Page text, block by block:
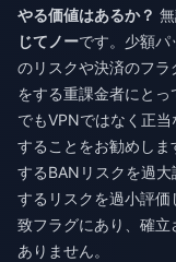
やる価値はあるか？
じてノーです。少額パ
のリスクや決済のフ
をする重課金者にと
でもVPNではなく正
することをお勧めし
するBANリスクを過
するリスクを過小評
致フラグにあり、確
ありません。